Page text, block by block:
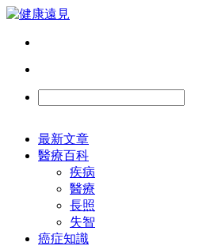
最新文章
醫療百科
疾病
醫療
長照
失智
癌症知識